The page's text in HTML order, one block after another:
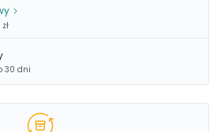
30 dni